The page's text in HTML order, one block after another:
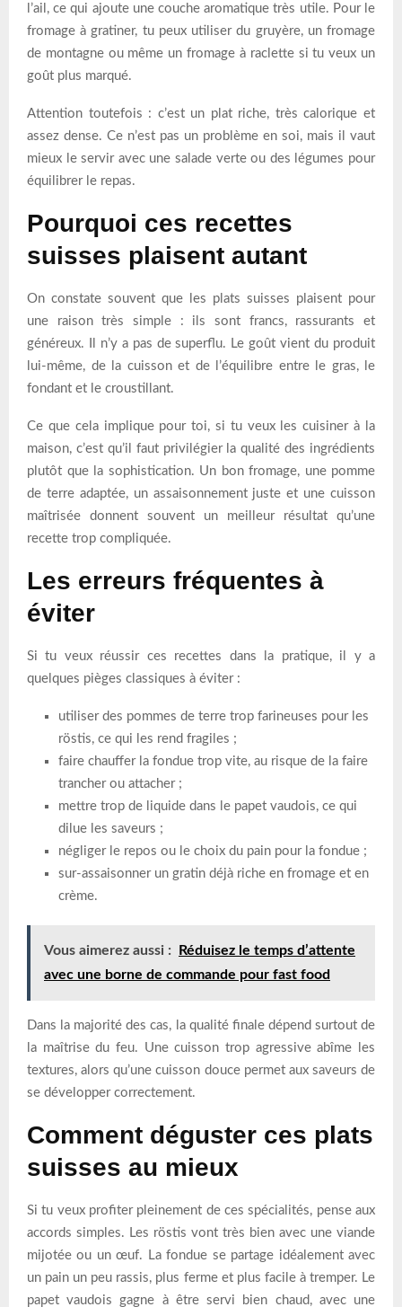
l’ail, ce qui ajoute une couche aromatique très utile. Pour le
fromage à gratiner, tu peux utiliser du gruyère, un fromage
de montagne ou même un fromage à raclette si tu veux un
goût plus marqué.
Attention toutefois : c’est un plat riche, très calorique et
assez dense. Ce n’est pas un problème en soi, mais il vaut
mieux le servir avec une salade verte ou des légumes pour
équilibrer le repas.
Pourquoi ces recettes
suisses plaisent autant
On constate souvent que les plats suisses plaisent pour
une raison très simple : ils sont francs, rassurants et
généreux. Il n’y a pas de superflu. Le goût vient du produit
lui-même, de la cuisson et de l’équilibre entre le gras, le
fondant et le croustillant.
Ce que cela implique pour toi, si tu veux les cuisiner à la
maison, c’est qu’il faut privilégier la qualité des ingrédients
plutôt que la sophistication. Un bon fromage, une pomme
de terre adaptée, un assaisonnement juste et une cuisson
maîtrisée donnent souvent un meilleur résultat qu’une
recette trop compliquée.
Les erreurs fréquentes à
éviter
Si tu veux réussir ces recettes dans la pratique, il y a
quelques pièges classiques à éviter :
utiliser des pommes de terre trop farineuses pour les
röstis, ce qui les rend fragiles ;
faire chauffer la fondue trop vite, au risque de la faire
trancher ou attacher ;
mettre trop de liquide dans le papet vaudois, ce qui
dilue les saveurs ;
négliger le repos ou le choix du pain pour la fondue ;
sur-assaisonner un gratin déjà riche en fromage et en
crème.
Vous aimerez aussi :
Réduisez le temps d’attente
avec une borne de commande pour fast food
Dans la majorité des cas, la qualité finale dépend surtout de
la maîtrise du feu. Une cuisson trop agressive abîme les
textures, alors qu’une cuisson douce permet aux saveurs de
se développer correctement.
Comment déguster ces plats
suisses au mieux
Si tu veux profiter pleinement de ces spécialités, pense aux
accords simples. Les röstis vont très bien avec une viande
mijotée ou un œuf. La fondue se partage idéalement avec
un pain un peu rassis, plus ferme et plus facile à tremper. Le
papet vaudois gagne à être servi bien chaud, avec une